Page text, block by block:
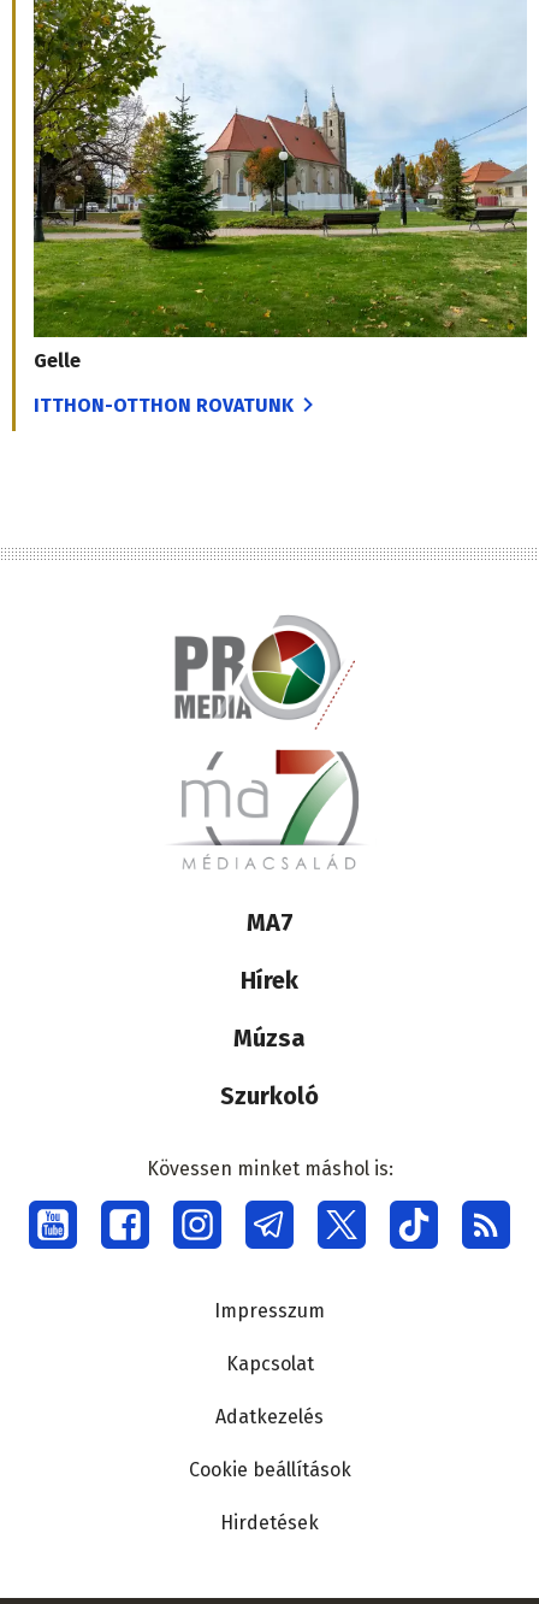
Gelle
ITTHON-OTTHON ROVATUNK
Lábléc
médiacsalád
MA7
Hírek
Múzsa
Szurkoló
Social
menu
Kövessen minket máshol is:
Impresszum
Kapcsolat
Adatkezelés
Cookie beállítások
Hirdetések